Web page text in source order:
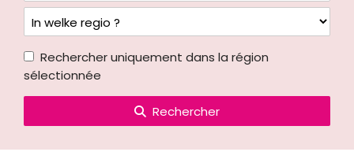
Rechercher uniquement dans la région
sélectionnée
Rechercher